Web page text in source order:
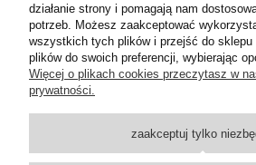
beż cappuccino
Pomoc
Dostawa
Moje konto
działanie strony i pomagają nam
potrzeb. Możesz zaakceptować
wszystkich tych plików i przejść do
plików do swoich preferencji, wybierając
Więcej o plikach cookies przeczytasz w
prywatności.
zaakceptuj tylko